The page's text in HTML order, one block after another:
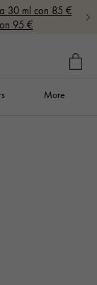
30 ml con 85 €
95 €
MY
More